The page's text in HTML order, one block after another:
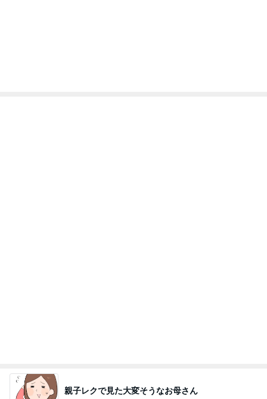
親子レクで見た大変そうなお母さん